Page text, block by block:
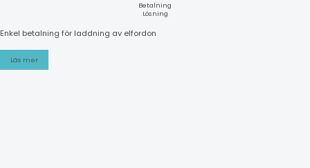
Betalning
Lösning
Enkel betalning för laddning av elfordon
Läs mer